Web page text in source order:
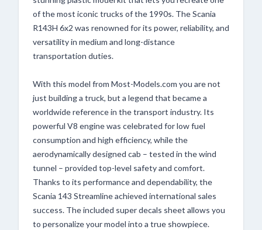
of the most iconic trucks of the 1990s. The Scania
R143H 6x2 was renowned for its power, reliability, and
versatility in medium and long-distance
transportation duties.
With this model from Most-Models.com you are not
just building a truck, but a legend that became a
worldwide reference in the transport industry. Its
powerful V8 engine was celebrated for low fuel
consumption and high efficiency, while the
aerodynamically designed cab – tested in the wind
tunnel – provided top-level safety and comfort.
Thanks to its performance and dependability, the
Scania 143 Streamline achieved international sales
success. The included super decals sheet allows you
to personalize your model into a true showpiece.